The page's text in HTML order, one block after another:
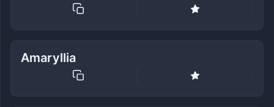
Amaryllia